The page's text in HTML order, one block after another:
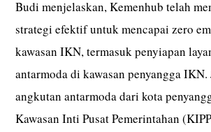
Budi menjelaskan, Kemenhub telah
strategi efektif untuk mencapai zero
kawasan IKN, termasuk penyiapan
antarmoda di kawasan penyangga
angkutan antarmoda dari kota
Kawasan Inti Pusat Pemerintahan